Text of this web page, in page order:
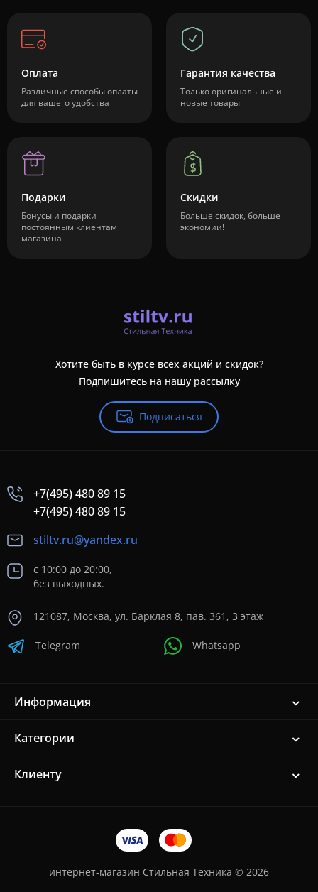
Оплата
Различные способы оплаты
для вашего удобства
Гарантия качества
Только оригинальные и
новые товары
Подарки
Бонусы и подарки
постоянным клиентам
магазина
Скидки
Больше скидок, больше
экономии!
Хотите быть в курсе всех акций и скидок?
Подпишитесь на нашу рассылку
Подписаться
+7(495) 480 89 15
+7(495) 480 89 15
stiltv.ru@yandex.ru
с 10:00 до 20:00,
без выходных.
121087, Москва, ул. Барклая 8, пав. 361, 3 этаж
Telegram Whatsapp
Информация
Категории
Клиенту
интернет-магазин Стильная Техника © 2026